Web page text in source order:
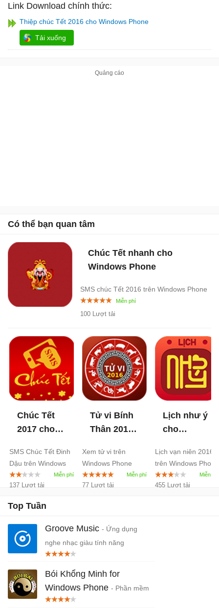
Link Download chính thức:
Thiệp chúc Tết 2016 cho Windows Phone
Tải xuống
Có thể bạn quan tâm
Chúc Tết nhanh cho
Windows Phone
SMS chúc Tết 2016 trên Windows Phone
100 Lượt tải
Chúc Tết
2017 cho
Phone 4.0
SMS Chúc Tết Đinh
Dậu trên Windows
Phone
137 Lượt tải
Tử vi Bính
Thân 2016
Windows
Phone
Xem tử vi trên
Windows Phone
77 Lượt tải
Lịch như ý
cho
Phone
Lịch vạn niên 2016
trên Windows Phone
455 Lượt tải
Top Tuần
Groove Music - Ứng dụng
nghe nhạc giàu tính năng
Bói Khổng Minh for
Windows Phone - Phần mềm
bói bài tổng hợp